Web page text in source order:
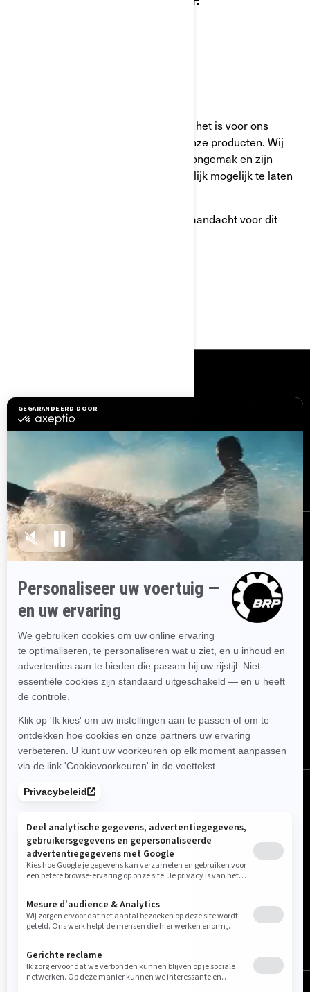
Uw veiligheid staat bij ons voorop en het is voor ons
belangrijk dat u tevreden blijft met onze producten. Wij
verontschuldigen ons voor mogelijk ongemak en zijn
toegewijd om dit proces zo gemakkelijk mogelijk te laten
We danken u voor uw onmiddellijke aandacht voor dit
Hulp nodig?
Terugroepacties om
veiligheidsredenen
Carrière
BRP Experiences
AANMELDEN
nieuwste evenementen, het laatste nieuws en de beste deals.
VOLG ONS